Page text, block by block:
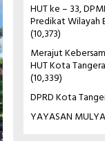
HUT ke – 33,
Predikat Wilayah
(10,373)
Merajut
HUT Kota
(10,339)
DPRD Kota
YAYASAN